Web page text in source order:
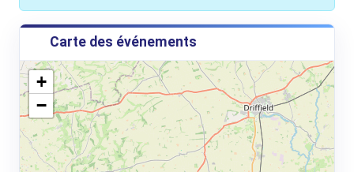
Carte des événements
+
−